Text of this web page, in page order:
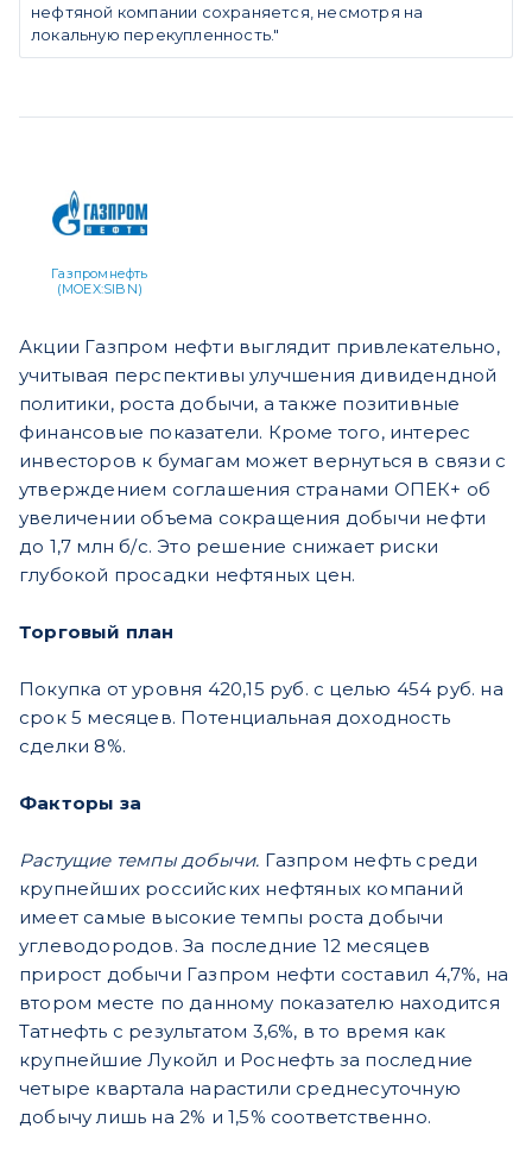
нефтяной компании сохраняется, несмотря на
локальную перекупленность."
Газпромнефть
(MOEX:SIBN)
Акции Газпром нефти выглядит привлекательно,
учитывая перспективы улучшения дивидендной
политики, роста добычи, а также позитивные
финансовые показатели. Кроме того, интерес
инвесторов к бумагам может вернуться в связи с
утверждением соглашения странами ОПЕК+ об
увеличении объема сокращения добычи нефти
до 1,7 млн б/с. Это решение снижает риски
глубокой просадки нефтяных цен.
Торговый план
Покупка от уровня 420,15 руб. с целью 454 руб. на
срок 5 месяцев. Потенциальная доходность
сделки 8%.
Факторы за
Растущие темпы добычи. Газпром нефть среди
крупнейших российских нефтяных компаний
имеет самые высокие темпы роста добычи
углеводородов. За последние 12 месяцев
прирост добычи Газпром нефти составил 4,7%, на
втором месте по данному показателю находится
Татнефть с результатом 3,6%, в то время как
крупнейшие Лукойл и Роснефть за последние
четыре квартала нарастили среднесуточную
добычу лишь на 2% и 1,5% соответственно.